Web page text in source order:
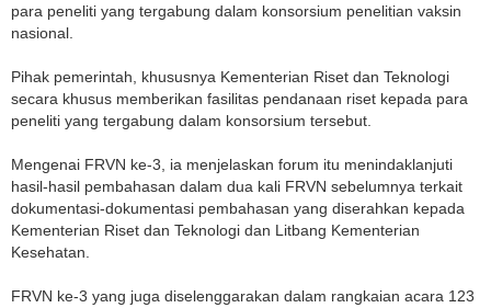
para peneliti yang tergabung dalam konsorsium penelitian vaksin
nasional.
Pihak pemerintah, khususnya Kementerian Riset dan Teknologi
secara khusus memberikan fasilitas pendanaan riset kepada para
peneliti yang tergabung dalam konsorsium tersebut.
Mengenai FRVN ke-3, ia menjelaskan forum itu menindaklanjuti
hasil-hasil pembahasan dalam dua kali FRVN sebelumnya terkait
dokumentasi-dokumentasi pembahasan yang diserahkan kepada
Kementerian Riset dan Teknologi dan Litbang Kementerian
Kesehatan.
FRVN ke-3 yang juga diselenggarakan dalam rangkaian acara 123